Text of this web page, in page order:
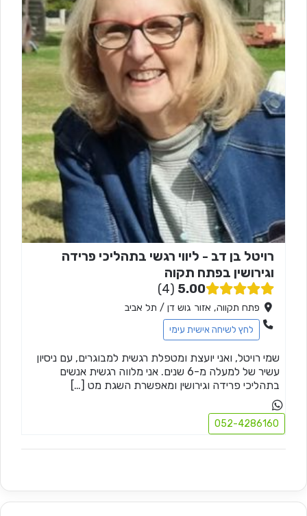
רויטל בן דב - ליווי רגשי בתהליכי פרידה
וגירושין בפתח תקוה
5.00
4
פתח תקווה, אזור גוש דן / תל אביב
לחץ לשיחה אישית עימי
שמי רויטל, ואני יועצת ומטפלת רגשית למבוגרים, עם ניסיון
עשיר של למעלה מ-6 שנים. אני מלווה רגשית אנשים
בתהליכי פרידה וגירושין ומאפשרת השגת מט […]
052-4286160